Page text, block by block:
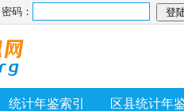
密码：
统计年鉴索引 区县统计年